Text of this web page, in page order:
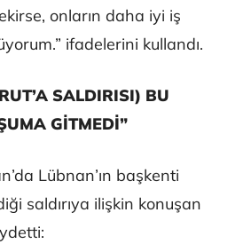
onların daha iyi iş
ifadelerini kullandı.
SALDIRISI) BU
GİTMEDİ”
Lübnan’ın başkenti
saldırıya ilişkin konuşan